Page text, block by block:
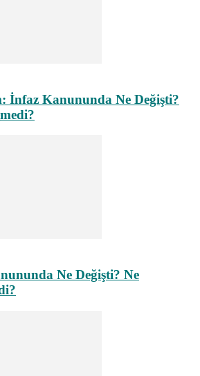
İnfaz Kanununda Ne Değişti?
Ne Değişti? Ne